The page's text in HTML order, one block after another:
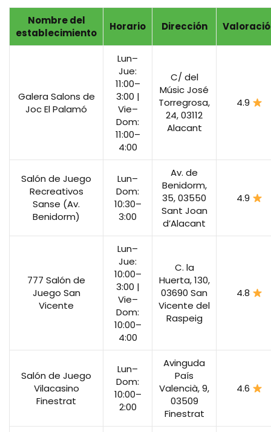
Nombre del
establecimiento
Horario Dirección
Galera Salons de
Joc El Palamó
Lun–
Jue:
11:00–
3:00 |
Vie–
Dom:
11:00–
4:00
C/ del
Músic José
Torregrosa,
24, 03112
Alacant
4.9
Salón de Juego
Recreativos
Sanse (Av.
Benidorm)
Lun–
Dom:
10:30–
3:00
Av. de
Benidorm,
35, 03550
Sant Joan
d’Alacant
4.9
777 Salón de
Juego San
Vicente
Lun–
Jue:
10:00–
3:00 |
Vie–
Dom:
10:00–
4:00
C. la
Huerta, 130,
03690 San
Vicente del
Raspeig
4.8
Salón de Juego
Vilacasino
Finestrat
Lun–
Dom:
10:00–
2:00
Avinguda
País
Valencià, 9,
03509
Finestrat
4.6